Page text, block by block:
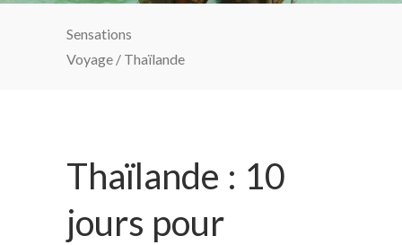
Sensations
Voyage / Thaïlande
Thaïlande : 10
jours pour